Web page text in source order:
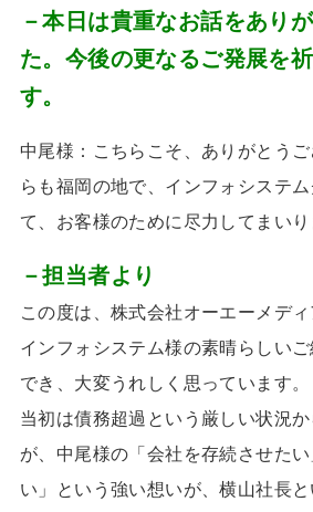
－本日は貴重なお話をあり
た。今後の更なるご発展を
す。
中尾様：こちらこそ、ありがとう
らも福岡の地で、インフォシステ
て、お客様のために尽力してまいり
－担当者より
この度は、株式会社オーエーメデ
インフォシステム様の素晴らしい
でき、大変うれしく思っています。
当初は債務超過という厳しい状況
が、中尾様の「会社を存続させた
い」という強い想いが、横山社長